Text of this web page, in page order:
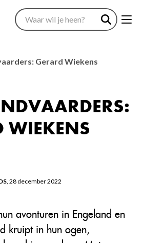
Gerard Wiekens
WIEKENS
, 28 december 2022
avonturen in Engeland en
kruipt in hun ogen,